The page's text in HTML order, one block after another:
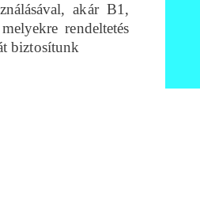
akár B1,
rendeltetés
biztosítunk